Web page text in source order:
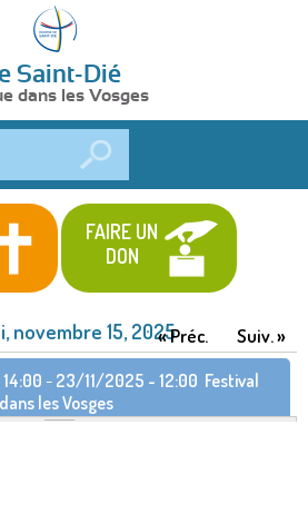
Saint-Dié
dans les Vosges
FAIRE UN
DON
novembre 15, 2025« Préc. Suiv. »
- 23/11/2025 - 12:00 Festival
les Vosges